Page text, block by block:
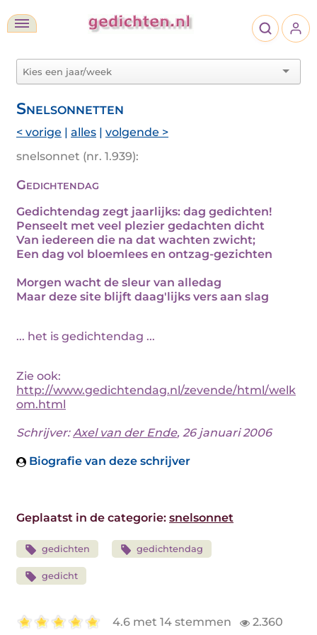
Snelsonnetten
< vorige | alles | volgende >
snelsonnet (nr. 1.939):
Gedichtendag
Gedichtendag zegt jaarlijks: dag gedichten!
Penseelt met veel plezier gedachten dicht
Van iedereen die na dat wachten zwicht;
Een dag vol bloemlees en ontzag-gezichten
Morgen wacht de sleur van alledag
Maar deze site blijft daag'lijks vers aan slag
... het is gedichtendag ...
Zie ook:
http://www.gedichtendag.nl/zevende/html/welk
om.html
Schrijver:Axel van der Ende, 26 januari 2006
Biografie van deze schrijver
Geplaatst in de categorie: snelsonnet
gedichten gedichtendag
gedicht
4.6 met 14 stemmen 2.360